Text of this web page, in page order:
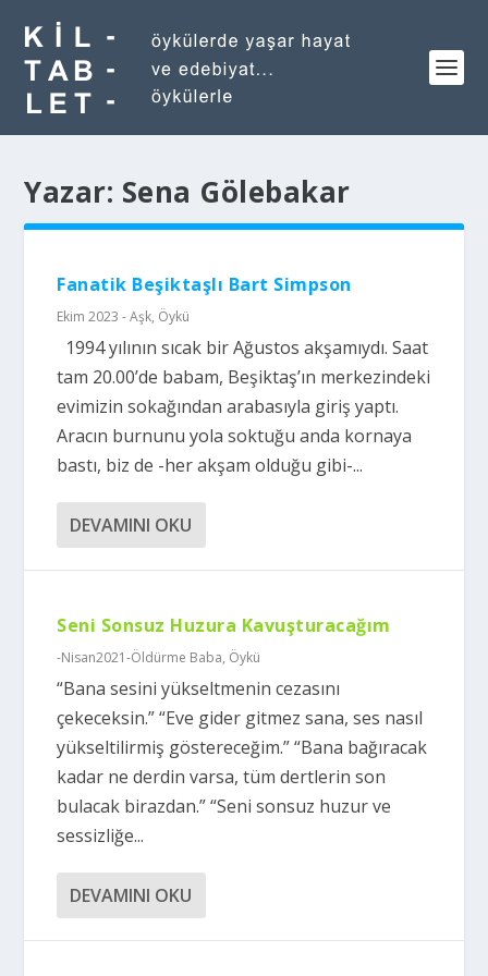
Yazar: Sena Gölebakar
Fanatik Beşiktaşlı Bart Simpson
Ekim 2023 - Aşk, Öykü
1994 yılının sıcak bir Ağustos akşamıydı. Saat
tam 20.00’de babam, Beşiktaş’ın merkezindeki
evimizin sokağından arabasıyla giriş yaptı.
Aracın burnunu yola soktuğu anda kornaya
bastı, biz de -her akşam olduğu gibi-...
DEVAMINI OKU
Seni Sonsuz Huzura Kavuşturacağım
-Nisan2021-Öldürme Baba, Öykü
“Bana sesini yükseltmenin cezasını
çekeceksin.” “Eve gider gitmez sana, ses nasıl
yükseltilirmiş göstereceğim.” “Bana bağıracak
kadar ne derdin varsa, tüm dertlerin son
bulacak birazdan.” “Seni sonsuz huzur ve
sessizliğe...
DEVAMINI OKU